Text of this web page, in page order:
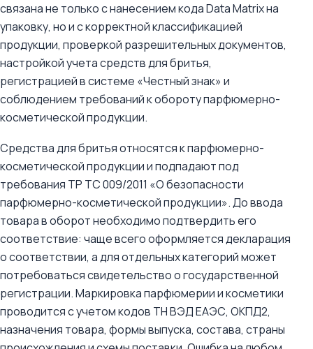
связана не только с нанесением кода Data Matrix на
упаковку, но и с корректной классификацией
продукции, проверкой разрешительных документов,
настройкой учета средств для бритья,
регистрацией в системе «Честный знак» и
соблюдением требований к обороту парфюмерно-
косметической продукции.
Средства для бритья относятся к парфюмерно-
косметической продукции и подпадают под
требования ТР ТС 009/2011 «О безопасности
парфюмерно-косметической продукции». До ввода
товара в оборот необходимо подтвердить его
соответствие: чаще всего оформляется декларация
о соответствии, а для отдельных категорий может
потребоваться свидетельство о государственной
регистрации. Маркировка парфюмерии и косметики
проводится с учетом кодов ТН ВЭД ЕАЭС, ОКПД2,
назначения товара, формы выпуска, состава, страны